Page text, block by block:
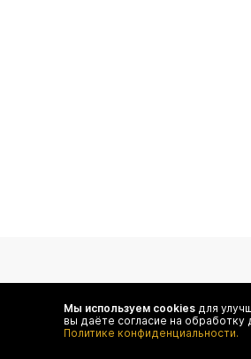
Чтобы в числе первых иметь
Мы используем cookies для
вы даёте согласие на
Политике конфиденциальности.